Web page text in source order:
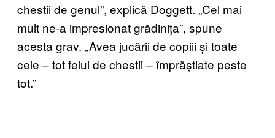
chestii de genul”, explică Doggett. „Cel mai
mult ne-a impresionat grădinița”, spune
acesta grav. „Avea jucării de copiii și toate
cele – tot felul de chestii – împrăștiate peste
tot.”